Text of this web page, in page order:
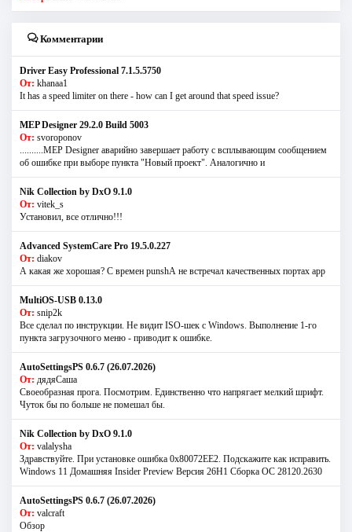
Комментарии
Driver Easy Professional 7.1.5.5750
От: khanaa1
It has a speed limiter on there - how can I get around that speed issue?
MEP Designer 29.2.0 Build 5003
От: svoroponov
..........MEP Designer аварийно завершает работу с всплывающим сообщением
об ошибке при выборе пункта "Новый проект". Аналогично и
Nik Collection by DxO 9.1.0
От: vitek_s
Установил, все отлично!!!
Advanced SystemCare Pro 19.5.0.227
От: diakov
А какая же хорошая? С времен punshА не встречал качественных портах app
MultiOS-USB 0.13.0
От: snip2k
Все сделал по инструкции. Не видит ISO-шек с Windows. Выполнение 1-го
пункта загрузочного меню - приводит к ошибке.
AutoSettingsPS 0.6.7 (26.07.2026)
От: дядяСаша
Своеобразная прога. Посмотрим. Единственно что напрягает мелкий шрифт.
Чуток бы по больше не помешал бы.
Nik Collection by DxO 9.1.0
От: valalysha
Здравствуйте. При установке ошибка 0х80072EE2. Подскажите как исправить.
Windows 11 Домашняя Insider Preview Версия 26H1 Сборка ОС 28120.2630
AutoSettingsPS 0.6.7 (26.07.2026)
От: valcraft
Обзор